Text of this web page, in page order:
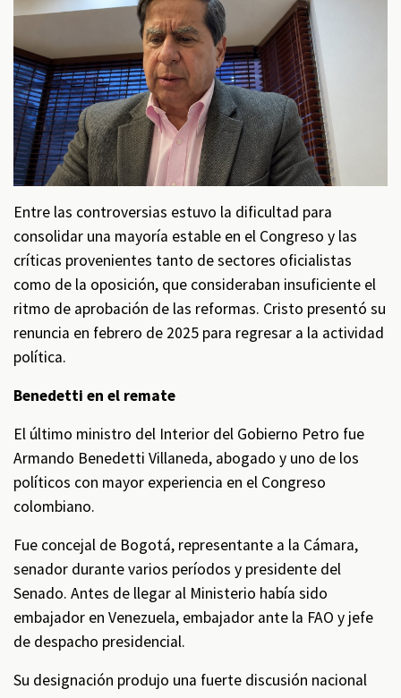
Entre las controversias estuvo la dificultad para
consolidar una mayoría estable en el Congreso y las
críticas provenientes tanto de sectores oficialistas
como de la oposición, que consideraban insuficiente el
ritmo de aprobación de las reformas. Cristo presentó su
renuncia en febrero de 2025 para regresar a la actividad
política.
Benedetti en el remate
El último ministro del Interior del Gobierno Petro fue
Armando Benedetti Villaneda, abogado y uno de los
políticos con mayor experiencia en el Congreso
colombiano.
Fue concejal de Bogotá, representante a la Cámara,
senador durante varios períodos y presidente del
Senado. Antes de llegar al Ministerio había sido
embajador en Venezuela, embajador ante la FAO y jefe
de despacho presidencial.
Su designación produjo una fuerte discusión nacional